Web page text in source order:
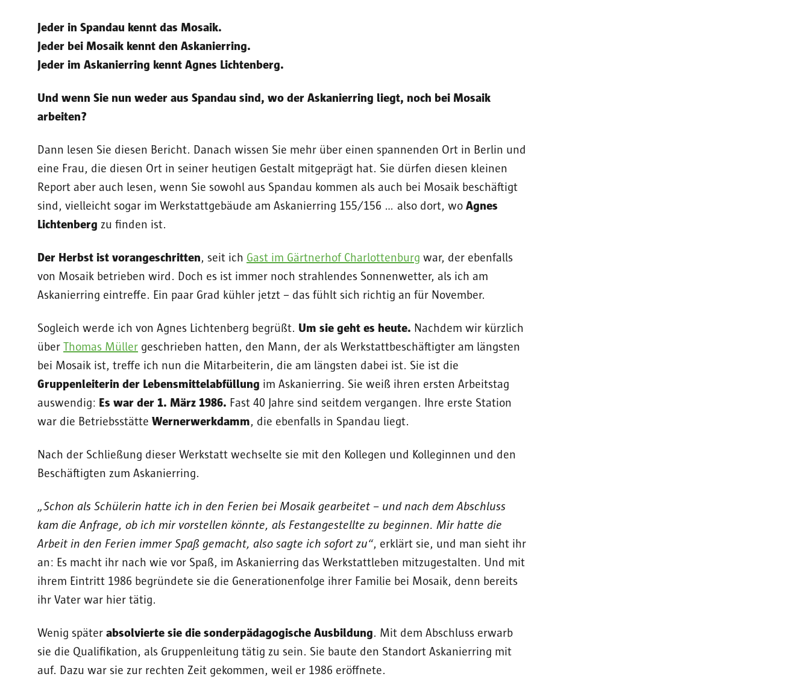
Jeder in Spandau kennt das Mosaik.
Jeder bei Mosaik kennt den Askanierring.
Jeder im Askanierring kennt Agnes Lichtenberg.
Und wenn Sie nun weder aus Spandau sind, wo der Askanierring liegt, noch bei Mosaik
arbeiten?
Dann lesen Sie diesen Bericht. Danach wissen Sie mehr über einen spannenden Ort in Berlin und
eine Frau, die diesen Ort in seiner heutigen Gestalt mitgeprägt hat. Sie dürfen diesen kleinen
Report aber auch lesen, wenn Sie sowohl aus Spandau kommen als auch bei Mosaik beschäftigt
sind, vielleicht sogar im Werkstattgebäude am Askanierring 155/156 … also dort, wo Agnes
Lichtenberg zu finden ist.
Der Herbst ist vorangeschritten, seit ich Gast im Gärtnerhof Charlottenburg war, der ebenfalls
von Mosaik betrieben wird. Doch es ist immer noch strahlendes Sonnenwetter, als ich am
Askanierring eintreffe. Ein paar Grad kühler jetzt – das fühlt sich richtig an für November.
Sogleich werde ich von Agnes Lichtenberg begrüßt. Um sie geht es heute. Nachdem wir kürzlich
über Thomas Müller geschrieben hatten, den Mann, der als Werkstattbeschäftigter am längsten
bei Mosaik ist, treffe ich nun die Mitarbeiterin, die am längsten dabei ist. Sie ist die
Gruppenleiterin der Lebensmittelabfüllung im Askanierring. Sie weiß ihren ersten Arbeitstag
auswendig: Es war der 1. März 1986. Fast 40 Jahre sind seitdem vergangen. Ihre erste Station
war die Betriebsstätte Wernerwerkdamm, die ebenfalls in Spandau liegt.
Nach der Schließung dieser Werkstatt wechselte sie mit den Kollegen und Kolleginnen und den
Beschäftigten zum Askanierring.
„Schon als Schülerin hatte ich in den Ferien bei Mosaik gearbeitet – und nach dem Abschluss
kam die Anfrage, ob ich mir vorstellen könnte, als Festangestellte zu beginnen. Mir hatte die
Arbeit in den Ferien immer Spaß gemacht, also sagte ich sofort zu“, erklärt sie, und man sieht ihr
an: Es macht ihr nach wie vor Spaß, im Askanierring das Werkstattleben mitzugestalten. Und mit
ihrem Eintritt 1986 begründete sie die Generationenfolge ihrer Familie bei Mosaik, denn bereits
ihr Vater war hier tätig.
Wenig später absolvierte sie die sonderpädagogische Ausbildung. Mit dem Abschluss erwarb
sie die Qualifikation, als Gruppenleitung tätig zu sein. Sie baute den Standort Askanierring mit
auf. Dazu war sie zur rechten Zeit gekommen, weil er 1986 eröffnete.